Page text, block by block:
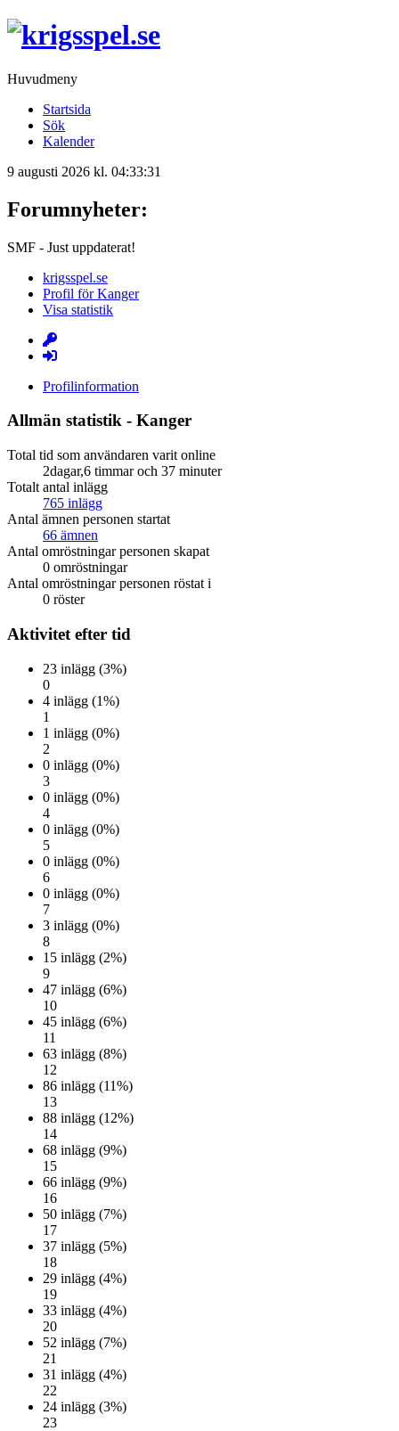
Huvudmeny
Startsida
Sök
Kalender
9 augusti 2026 kl. 04:33:31
Forumnyheter:
SMF - Just uppdaterat!
krigsspel.se
Profil för Kanger
Visa statistik
Profilinformation
Allmän statistik - Kanger
Total tid som användaren varit online
2dagar,6 timmar och 37 minuter
Totalt antal inlägg
765 inlägg
Antal ämnen personen startat
66 ämnen
Antal omröstningar personen skapat
0 omröstningar
Antal omröstningar personen röstat i
0 röster
Aktivitet efter tid
23 inlägg (3%)
0
4 inlägg (1%)
1
1 inlägg (0%)
2
0 inlägg (0%)
3
0 inlägg (0%)
4
0 inlägg (0%)
5
0 inlägg (0%)
6
0 inlägg (0%)
7
3 inlägg (0%)
8
15 inlägg (2%)
9
47 inlägg (6%)
10
45 inlägg (6%)
11
63 inlägg (8%)
12
86 inlägg (11%)
13
88 inlägg (12%)
14
68 inlägg (9%)
15
66 inlägg (9%)
16
50 inlägg (7%)
17
37 inlägg (5%)
18
29 inlägg (4%)
19
33 inlägg (4%)
20
52 inlägg (7%)
21
31 inlägg (4%)
22
24 inlägg (3%)
23